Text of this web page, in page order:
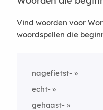
Vind woorden voor
woordspellen die
nagefietst-
echt-
gehaast-